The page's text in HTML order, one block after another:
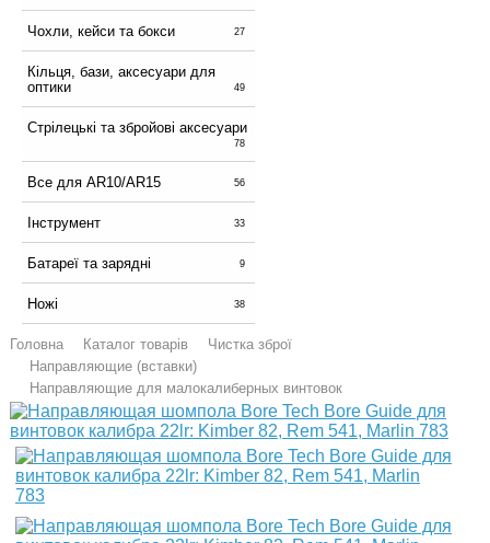
Чохли, кейси та бокси 27
Кільця, бази, аксесуари для
оптики
49
Стрілецькі та збройові аксесуари
78
Все для AR10/AR15 56
Інструмент 33
Батареї та зарядні 9
Ножі 38
Головна Каталог товарів
Чистка зброї
Направляющие (вставки)
Направляющие для малокалиберных винтовок